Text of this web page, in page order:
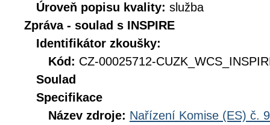
Úroveň popisu kvality: služba
Zpráva - soulad s INSPIRE
Identifikátor zkoušky:
Kód: CZ-00025712-
Soulad
Specifikace
Název zdroje: Nařízení Komise (ES) č.